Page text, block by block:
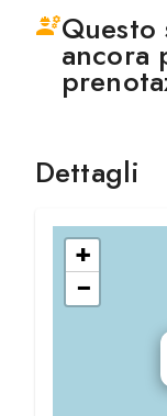
Questo
ancora
Dettagli
+
−